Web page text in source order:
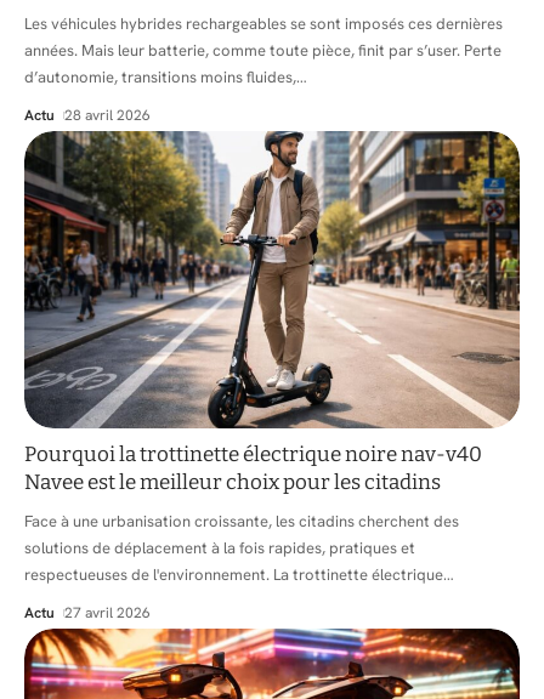
Les véhicules hybrides rechargeables se sont imposés ces dernières
années. Mais leur batterie, comme toute pièce, finit par s’user. Perte
d’autonomie, transitions moins fluides,…
Actu 28 avril 2026
Pourquoi la trottinette électrique noire nav-v40
Navee est le meilleur choix pour les citadins
Face à une urbanisation croissante, les citadins cherchent des
solutions de déplacement à la fois rapides, pratiques et
respectueuses de l'environnement. La trottinette électrique…
Actu 27 avril 2026